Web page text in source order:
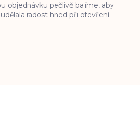
objednávku pečlivě balíme, aby
radost hned při otevření.